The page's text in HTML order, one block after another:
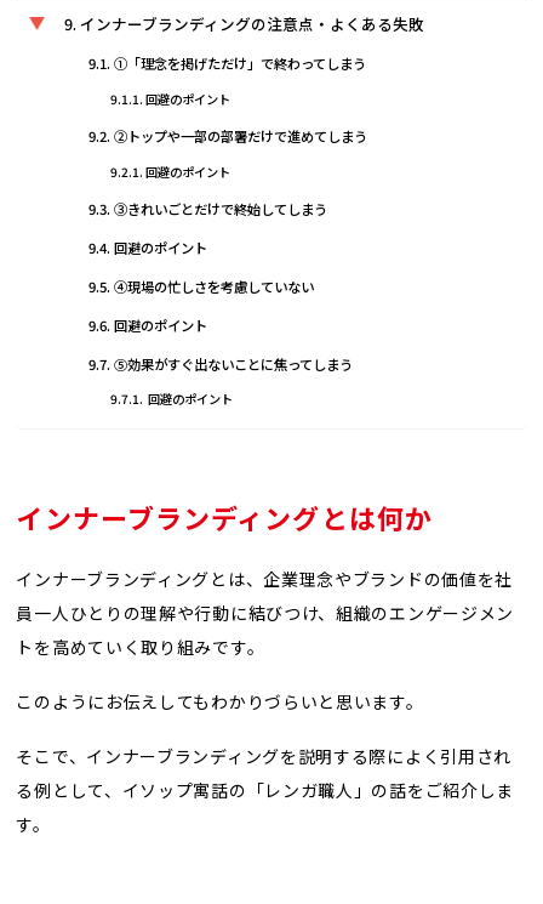
インナーブランディングの注意点・よくある失敗
①「理念を掲げただけ」で終わってしまう
回避のポイント
②トップや一部の部署だけで進めてしまう
回避のポイント
③きれいごとだけで終始してしまう
回避のポイント
④現場の忙しさを考慮していない
回避のポイント
⑤効果がすぐ出ないことに焦ってしまう
回避のポイント
インナーブランディングとは何か
インナーブランディングとは、企業理念やブランドの価値を社
員一人ひとりの理解や行動に結びつけ、組織のエンゲージメン
トを高めていく取り組みです。
このようにお伝えしてもわかりづらいと思います。
そこで、インナーブランディングを説明する際によく引用され
る例として、イソップ寓話の「レンガ職人」の話をご紹介しま
す。